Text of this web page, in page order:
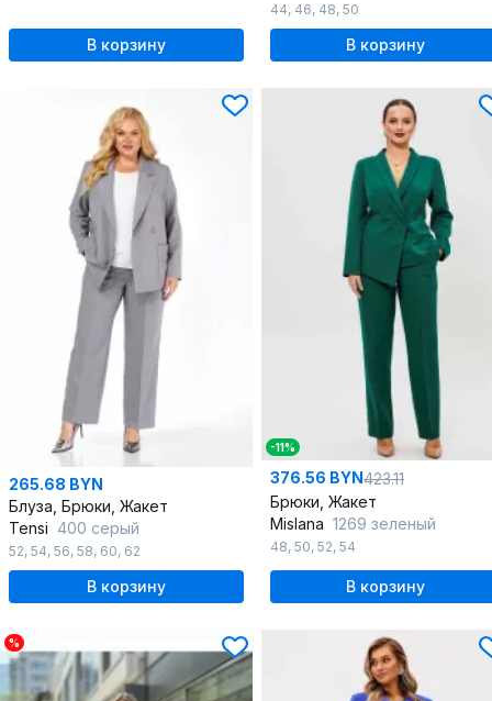
В корзину
44, 46, 48, 50
В корзину
265.68 BYN
Блуза, Брюки, Жакет
Tensi 400 серый
52, 54, 56, 58, 60, 62
В корзину
-11%
376.56 BYN423.11
Брюки, Жакет
Mislana 1269 зеленый
48, 50, 52, 54
В корзину
%